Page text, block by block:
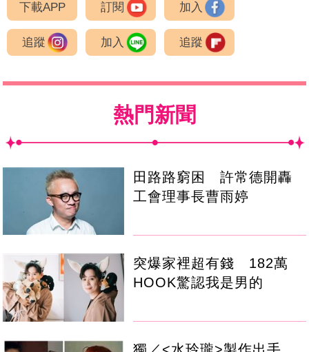
下載APP 訂閱 加入
追蹤 加入 追蹤
熱門新聞
田路路窮困 許常德開轟
工會理事長曹雨婷
突爆家裡超有錢 182萬
HOOK驚認我是男的